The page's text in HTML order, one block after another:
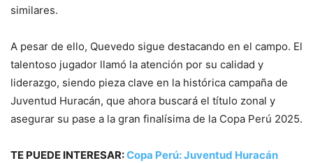
similares.
A pesar de ello, Quevedo sigue destacando en el campo. El
talentoso jugador llamó la atención por su calidad y
liderazgo, siendo pieza clave en la histórica campaña de
Juventud Huracán, que ahora buscará el título zonal y
asegurar su pase a la gran finalísima de la Copa Perú 2025.
TE PUEDE INTERESAR:Copa Perú: Juventud Huracán